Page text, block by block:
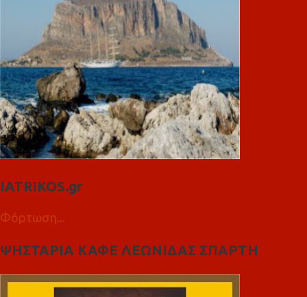
IATRIKOS.gr
Φόρτωση...
ΨΗΣΤΑΡΙΑ ΚΑΦΕ ΛΕΩΝΙΔΑΣ ΣΠΑΡΤΗ